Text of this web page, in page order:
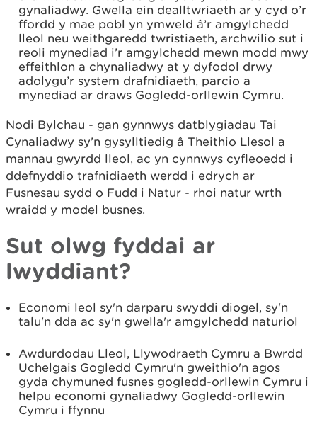
gynaliadwy. Gwella ein dealltwriaeth ar y cyd o’r
ffordd y mae pobl yn ymweld â’r amgylchedd
lleol neu weithgaredd twristiaeth, archwilio sut i
reoli mynediad i’r amgylchedd mewn modd mwy
effeithlon a chynaliadwy at y dyfodol drwy
adolygu’r system drafnidiaeth, parcio a
mynediad ar draws Gogledd-orllewin Cymru.
Nodi Bylchau - gan gynnwys datblygiadau Tai
Cynaliadwy sy’n gysylltiedig â Theithio Llesol a
mannau gwyrdd lleol, ac yn cynnwys cyfleoedd i
ddefnyddio trafnidiaeth werdd i edrych ar
Fusnesau sydd o Fudd i Natur - rhoi natur wrth
wraidd y model busnes.
Sut olwg fyddai ar
lwyddiant?
Economi leol sy'n darparu swyddi diogel, sy'n
talu'n dda ac sy'n gwella'r amgylchedd naturiol
Awdurdodau Lleol, Llywodraeth Cymru a Bwrdd
Uchelgais Gogledd Cymru'n gweithio'n agos
gyda chymuned fusnes gogledd-orllewin Cymru i
helpu economi gynaliadwy Gogledd-orllewin
Cymru i ffynnu